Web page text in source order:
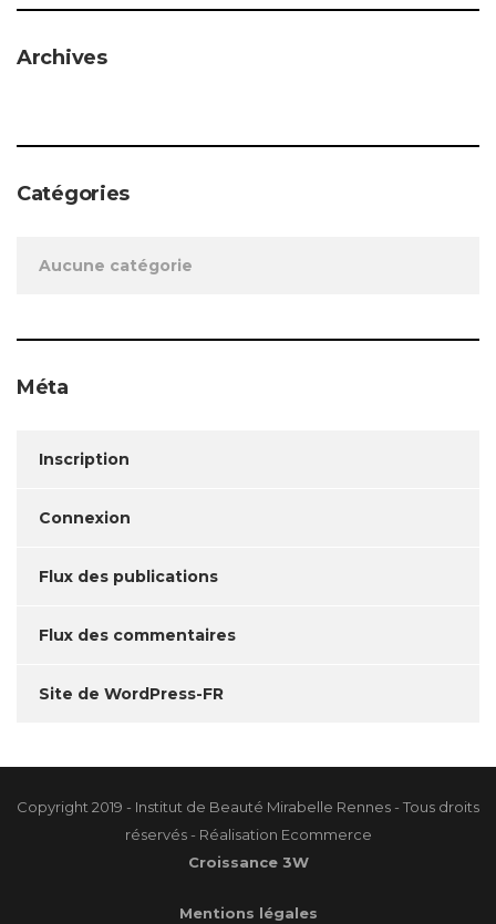
Archives
Catégories
Aucune catégorie
Méta
Inscription
Connexion
Flux des publications
Flux des commentaires
Site de WordPress-FR
Copyright 2019 - Institut de Beauté Mirabelle Rennes - Tous droits
réservés - Réalisation Ecommerce
Croissance 3W
Mentions légales